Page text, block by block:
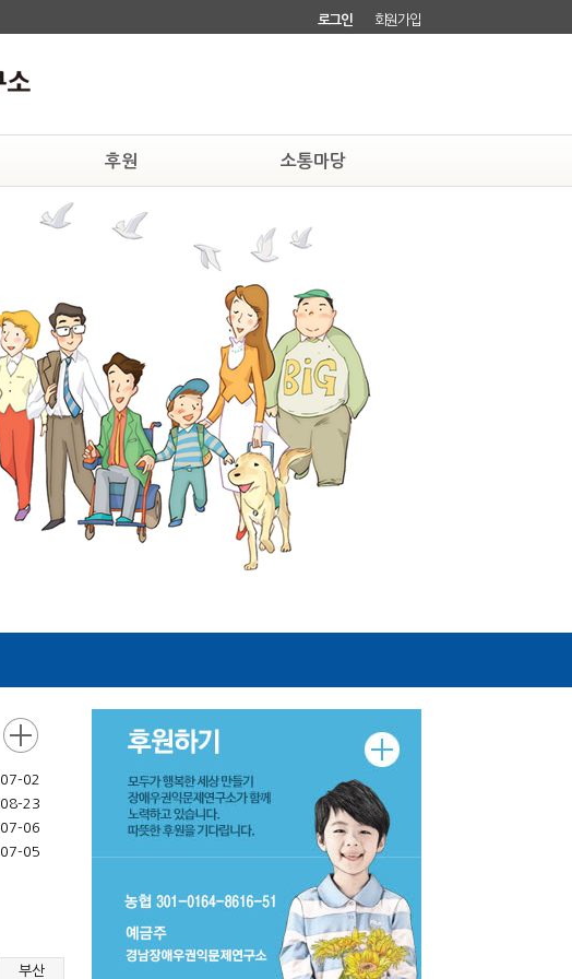
로그인 회원가입
후원
후원하기
소통마당
회원소식
07-02
08-23
07-06
07-05
부산